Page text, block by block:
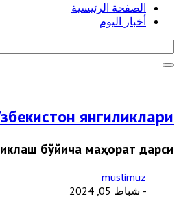
الصفحة الرئيسية
أخبار اليوم
янгиликлари
бўйича маҳорат дарси
muslimuz
- شباط 05, 2024